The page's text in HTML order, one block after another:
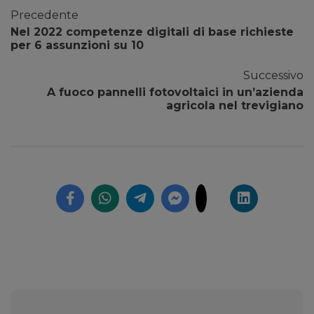
Precedente
Nel 2022 competenze digitali di base richieste
per 6 assunzioni su 10
Successivo
A fuoco pannelli fotovoltaici in un’azienda
agricola nel trevigiano